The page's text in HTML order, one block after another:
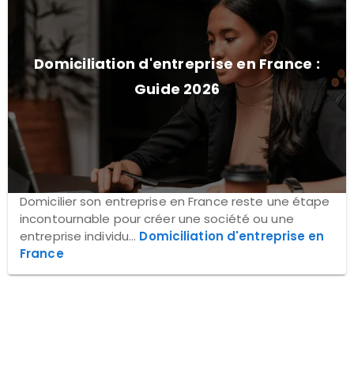
Domiciliation d'entreprise en France :
Guide 2026
Domicilier son entreprise en France reste une étape
incontournable pour créer une société ou une
entreprise individu... Domiciliation d'entreprise en
France